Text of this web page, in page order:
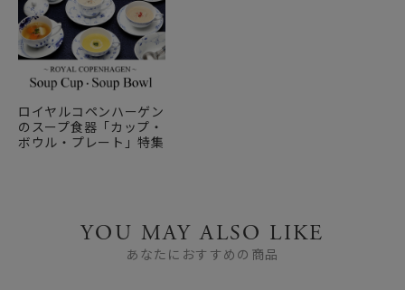
ロイヤルコペンハーゲン
のスープ食器「カップ・
ボウル・プレート」特集
YOU MAY ALSO LIKE
あなたにおすすめの商品